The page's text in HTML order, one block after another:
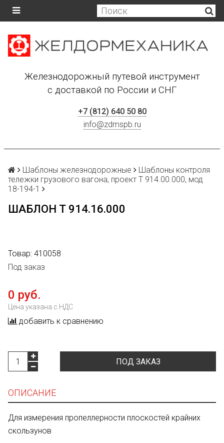
Железнодорожный путевой инструмент
с доставкой по России и СНГ
+7 (812) 640 50 80
info@zdmspb.ru
Шаблоны железнодорожные
Шаблоны контроля
тележки грузового вагона, проект Т 914.00.000, мод
18-194-1
ШАБЛОН Т 914.16.000
Товар: 410058
Под заказ
0 руб.
Цена указана с НДС
добавить к сравнению
ПОД ЗАКАЗ
ОПИСАНИЕ
Для измерения пропеллерности плоскостей крайних
скользунов